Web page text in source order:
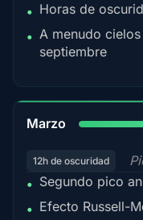
• Horas de
• A menudo
septiembre
Marzo
12h de oscuridad
• Segundo pico
• Efecto Russell-